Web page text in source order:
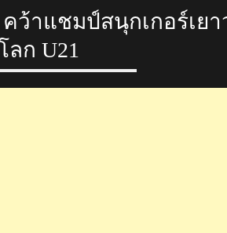
ว้าแชมป์สนุกเกอร์เย
ลก U21